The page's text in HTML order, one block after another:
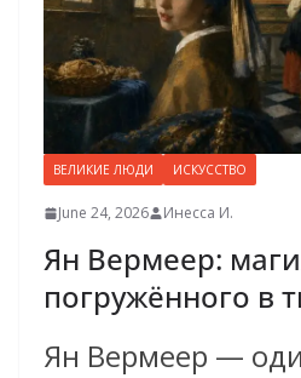
ВЕЛИКИЕ ЛЮДИ ИСКУССТВО
June 24, 2026 Инесса И.
Ян Вермеер:
погружённого в
Ян Вермеер —